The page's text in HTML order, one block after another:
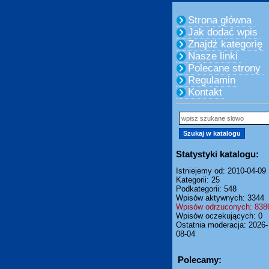
Strona główna
Jak dodać wpis
Znajdź kategorię
Nasze linki
Polecane strony
Regulamin
Kontakt
Statystyki katalogu:
Istniejemy od: 2010-04-09
Kategorii: 25
Podkategorii: 548
Wpisów aktywnych: 3344
Wpisów odrzuconych:
Wpisów oczekujących: 0
Ostatnia moderacja: 2026-
08-04
Polecamy: